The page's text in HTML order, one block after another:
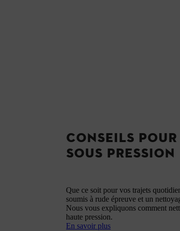
CONSEILS
SOUS PRESSION
Que ce soit pour vos trajets
soumis à rude épreuve et un
Nous vous expliquons comment
haute pression.
En savoir plus